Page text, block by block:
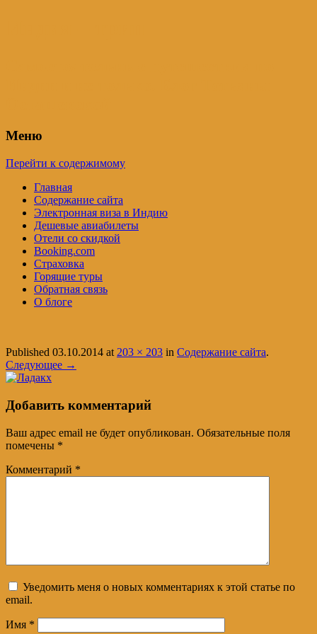
Меню
Перейти к содержимому
Главная
Содержание сайта
Электронная виза в Индию
Дешевые авиабилеты
Отели со скидкой
Booking.com
Страховка
Горящие туры
Обратная связь
О блоге
Published 03.10.2014 at203 × 203 in Содержание сайта.
Следующее →
Добавить комментарий
Ваш адрес email не будет опубликован. Обязательные поля
помечены *
Комментарий *
Уведомить меня о новых комментариях к этой статье по
email.
Имя *